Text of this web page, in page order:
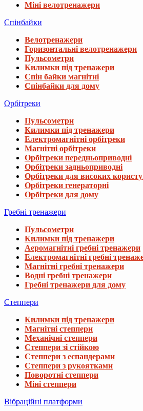
Міні велотренажери
Спінбайки
Велотренажери
Горизонтальні велотренажери
Пульсометри
Килимки під тренажери
Спін байки магнітні
Спінбайки для дому
Орбітреки
Пульсометри
Килимки під тренажери
Електромагнітні орбітреки
Магнітні орбітреки
Орбітреки передньоприводні
Орбітреки задньоприводні
Орбітреки для високих
Орбітреки генераторні
Орбітреки для дому
Гребні тренажери
Пульсометри
Килимки під тренажери
Аеромагнітні гребні тренажери
Електромагнітні гребні
Магнітні гребні тренажери
Водні гребні тренажери
Гребні тренажери для дому
Степпери
Килимки під тренажери
Магнітні степпери
Механічні степпери
Степпери зі стійкою
Степпери з еспандерами
Степпери з рукоятками
Поворотні степпери
Міні степпери
Вібраційні платформи